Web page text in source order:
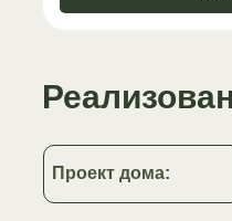
Проект дома: